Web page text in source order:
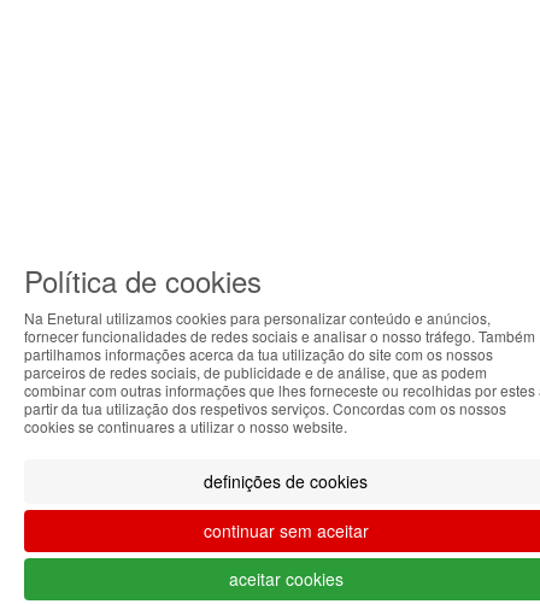
ABOUT THE COOKIES
Enetural handles information about your visit using
cookies that improve the performance of the website,
facilitate sharing via social networks and offer
browse our site, you accept the use of these cookies.
For more information, see our Privacy and Cookie
Policy. You can configure your preferences in Cookie
settings.
Política de cookies
Na Enetural utilizamos cookies para personalizar conteúdo e anúncios,
fornecer funcionalidades de redes sociais e analisar o nosso tráfego. Também
partilhamos informações acerca da tua utilização do site com os nossos
parceiros de redes sociais, de publicidade e de análise, que as podem
combinar com outras informações que lhes forneceste ou recolhidas por estes
partir da tua utilização dos respetivos serviços. Concordas com os nossos
cookies se continuares a utilizar o nosso website.
definições de cookies
continuar sem aceitar
aceitar cookies